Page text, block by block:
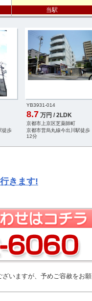
当駅
徒歩
YB3931-014
8.7 万円 / 2LDK
京都市上京区芝薬師町
京都市営烏丸線今出川駅徒歩
12分
きます!
いますが、予めご容赦をお